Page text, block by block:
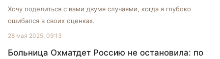
Хочу поделиться с вами двумя случаями, когда я глубоко
ошибался в своих оценках.
28 мая 2025, 09:13
Больница Охматдет Россию не остановила: по